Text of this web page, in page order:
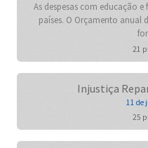
As despesas com educação
países. O Orçamento anual
21
Injustiça
11 de
25